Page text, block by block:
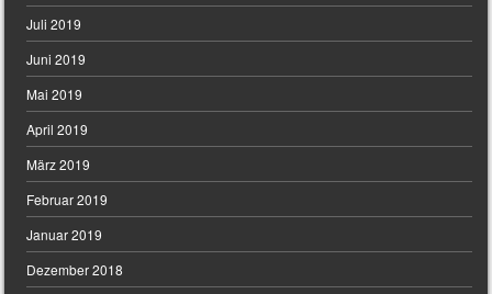
Juli 2019
Juni 2019
Mai 2019
April 2019
März 2019
Februar 2019
Januar 2019
Dezember 2018